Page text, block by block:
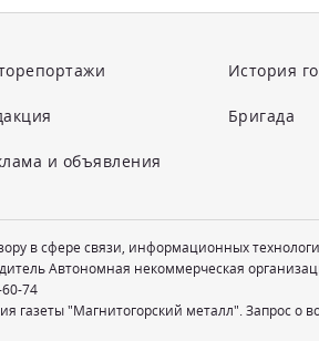
и объявления
История
Бригада
в сфере связи, информационных
Автономная некоммерческая
74
газеты "Магнитогорский металл". Запрос о